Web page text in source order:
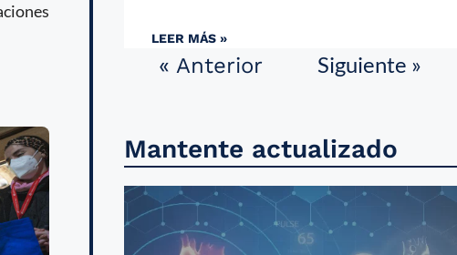
LEER MÁS »
« Anterior Siguiente »
Mantente actualizado